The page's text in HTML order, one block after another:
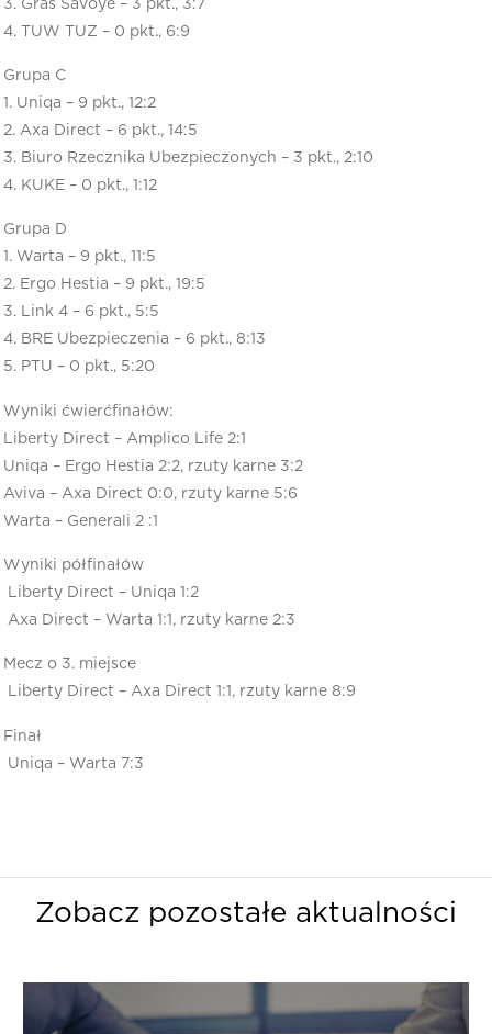
3. Gras Savoye – 3 pkt., 3:7
4. TUW TUZ – 0 pkt., 6:9
Grupa C
1. Uniqa – 9 pkt., 12:2
2. Axa Direct – 6 pkt., 14:5
3. Biuro Rzecznika Ubezpieczonych – 3 pkt., 2:10
4. KUKE – 0 pkt., 1:12
Grupa D
1. Warta – 9 pkt., 11:5
2. Ergo Hestia – 9 pkt., 19:5
3. Link 4 – 6 pkt., 5:5
4. BRE Ubezpieczenia – 6 pkt., 8:13
5. PTU – 0 pkt., 5:20
Wyniki ćwierćfinałów:
Liberty Direct – Amplico Life 2:1
Uniqa – Ergo Hestia 2:2, rzuty karne 3:2
Aviva – Axa Direct 0:0, rzuty karne 5:6
Warta – Generali 2 :1
Wyniki półfinałów
Liberty Direct – Uniqa 1:2
Axa Direct – Warta 1:1, rzuty karne 2:3
Mecz o 3. miejsce
Liberty Direct – Axa Direct 1:1, rzuty karne 8:9
Finał
Uniqa – Warta 7:3
Zobacz pozostałe aktualności